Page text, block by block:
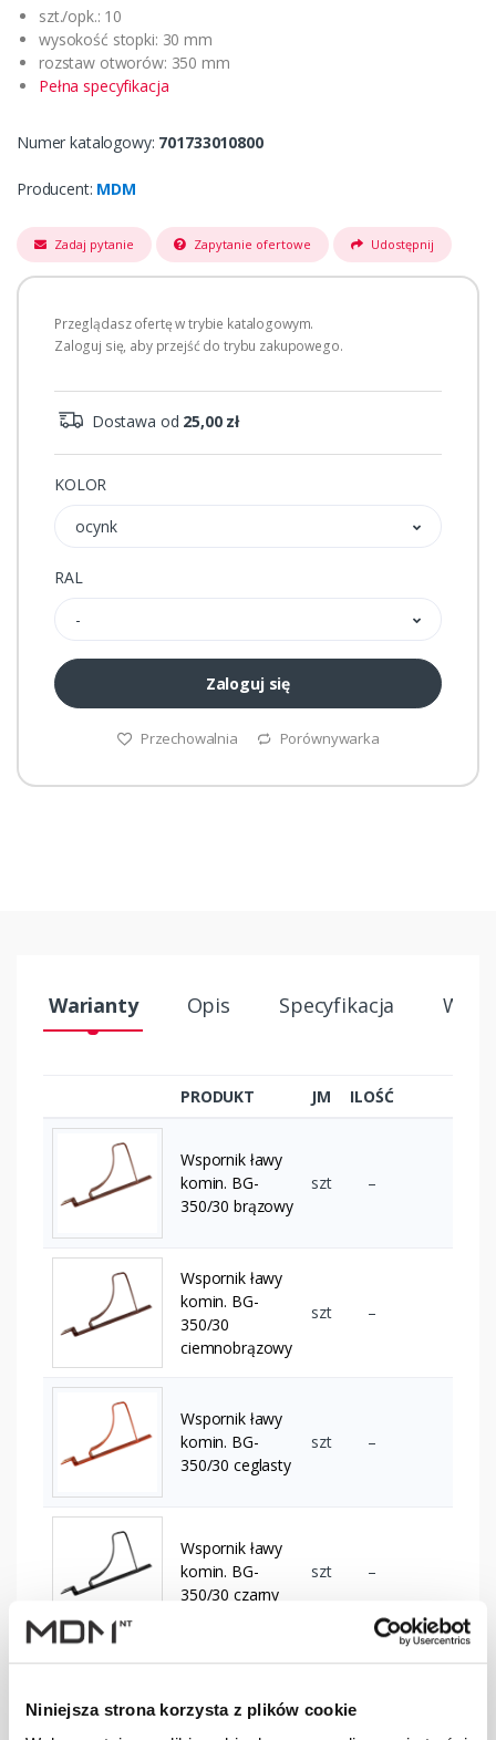
Niniejsza strona korzysta z plików cookie
szt./opk.: 10
wysokość stopki: 30 mm
rozstaw otworów: 350 mm
Pełna specyfikacja
Numer katalogowy: 701733010800
Producent: MDM
Zadaj pytanie Zapytanie ofertowe Udostępnij
Przeglądasz ofertę w trybie katalogowym.
Zaloguj się, aby przejść do trybu zakupowego.
Dostawa od 25,00 zł
KOLOR
ocynk
RAL
-
Zaloguj się
Przechowalnia Porównywarka
Warianty Opis Specyfikacja
PRODUKT JM ILOŚĆ
Wspornik ławy
komin. BG-
350/30 brązowy
szt –
Wspornik ławy
komin. BG-
350/30
ciemnobrązowy
szt –
Wspornik ławy
komin. BG-
350/30 ceglasty
szt –
Wspornik ławy
komin. BG-
350/30 czarny
szt –
Wspornik ławy
350/30